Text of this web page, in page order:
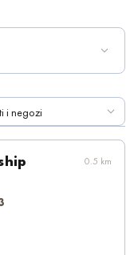
i negozi
0.5 km